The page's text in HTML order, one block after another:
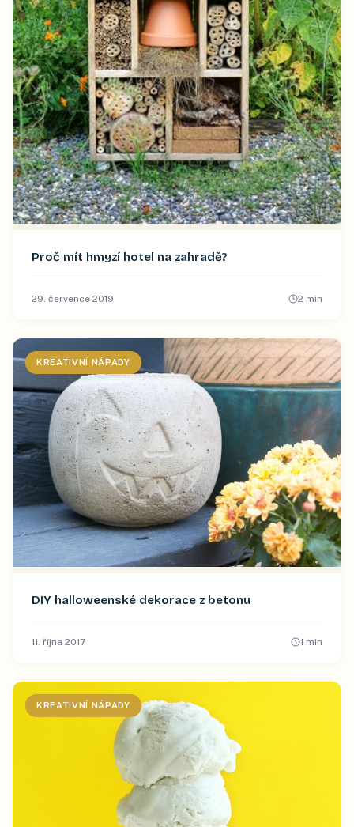
Proč mít hmyzí hotel na zahradě?
29. července 2019 2 min
KREATIVNÍ NÁPADY
DIY halloweenské dekorace z betonu
11. října 2017 1 min
KREATIVNÍ NÁPADY